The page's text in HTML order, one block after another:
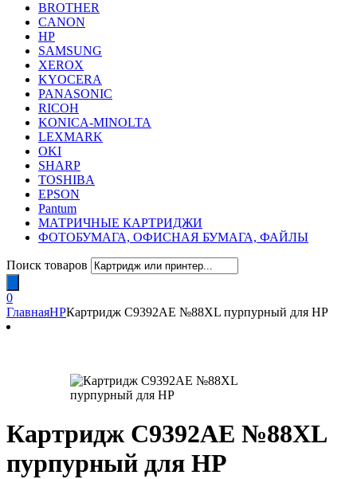
BROTHER
CANON
HP
SAMSUNG
XEROX
KYOCERA
PANASONIC
RICOH
KONICA-MINOLTA
LEXMARK
OKI
SHARP
TOSHIBA
EPSON
Pantum
МАТРИЧНЫЕ КАРТРИДЖИ
ФОТОБУМАГА, ОФИСНАЯ БУМАГА, ФАЙЛЫ
Поиск товаров
0
ГлавнаяHPКартридж C9392AE №88XL пурпурный для HP
Картридж C9392AE №88XL
пурпурный для HP